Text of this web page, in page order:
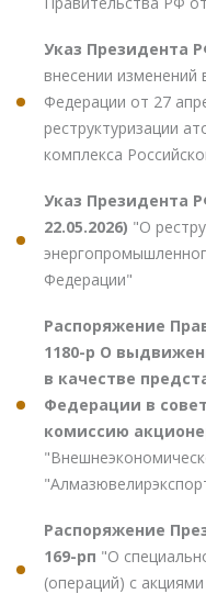
Указ Президента
внесении изменений
Федерации от 27
реструктуризации
комплекса
Указ Президента
22.05.2026) "О
Федерации"
Распоряжение
1180-р О
в качестве
Федерации в
комиссию
Распоряжение
169-рп "О
(операций) с